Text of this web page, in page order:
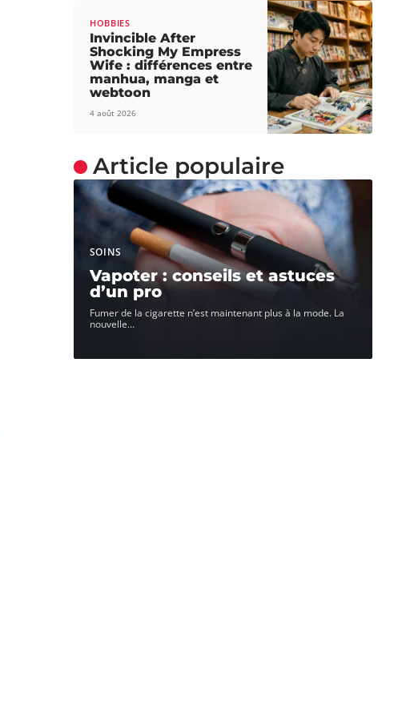
HOBBIES
Invincible After
Shocking My Empress
Wife : différences entre
manhua, manga et
webtoon
4 août 2026
Article populaire
SOINS
Vapoter : conseils et astuces
d’un pro
Fumer de la cigarette n’est maintenant plus à la mode. La
nouvelle…